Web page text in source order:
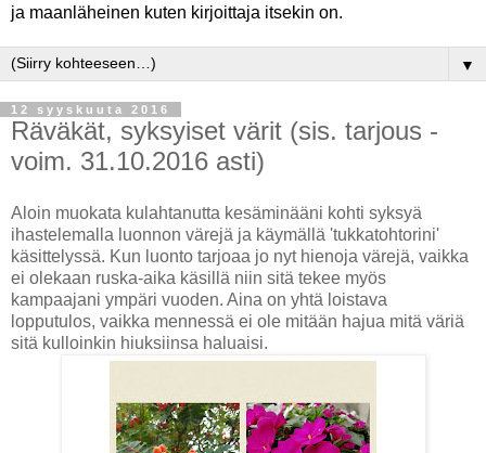
ja maanläheinen kuten kirjoittaja itsekin on.
▼
12 syyskuuta 2016
Räväkät, syksyiset värit (sis. tarjous -
voim. 31.10.2016 asti)
Aloin muokata kulahtanutta kesäminääni kohti syksyä
ihastelemalla luonnon värejä ja käymällä 'tukkatohtorini'
käsittelyssä. Kun luonto tarjoaa jo nyt hienoja värejä, vaikka
ei olekaan ruska-aika käsillä niin sitä tekee myös
kampaajani ympäri vuoden. Aina on yhtä loistava
lopputulos, vaikka mennessä ei ole mitään hajua mitä väriä
sitä kulloinkin hiuksiinsa haluaisi.